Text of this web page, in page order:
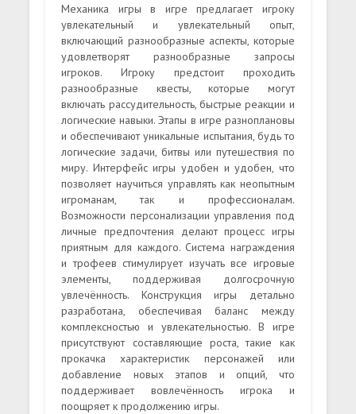
Механика игры в игре предлагает игроку
увлекательный и увлекательный опыт,
включающий разнообразные аспекты, которые
удовлетворят разнообразные запросы
игроков. Игроку предстоит проходить
разнообразные квесты, которые могут
включать рассудительность, быстрые реакции и
логические навыки. Этапы в игре разноплановы
и обеспечивают уникальные испытания, будь то
логические задачи, битвы или путешествия по
миру. Интерфейс игры удобен и удобен, что
позволяет научиться управлять как неопытным
игроманам, так и профессионалам.
Возможности персонализации управления под
личные предпочтения делают процесс игры
приятным для каждого. Система награждения
и трофеев стимулирует изучать все игровые
элементы, поддерживая долгосрочную
увлечённость. Конструкция игры детально
разработана, обеспечивая баланс между
комплексностью и увлекательностью. В игре
присутствуют составляющие роста, такие как
прокачка характеристик персонажей или
добавление новых этапов и опций, что
поддерживает вовлечённость игрока и
поощряет к продолжению игры.